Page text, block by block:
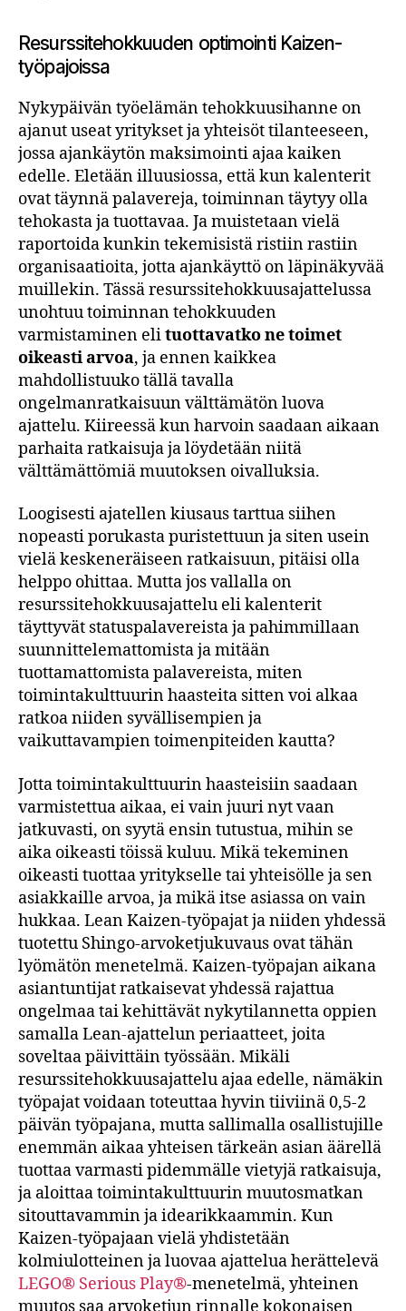
Resurssitehokkuuden optimointi Kaizen-
työpajoissa
Nykypäivän työelämän tehokkuusihanne on
ajanut useat yritykset ja yhteisöt tilanteeseen,
jossa ajankäytön maksimointi ajaa kaiken
edelle. Eletään illuusiossa, että kun kalenterit
ovat täynnä palavereja, toiminnan täytyy olla
tehokasta ja tuottavaa. Ja muistetaan vielä
raportoida kunkin tekemisistä ristiin rastiin
organisaatioita, jotta ajankäyttö on läpinäkyvää
muillekin. Tässä resurssitehokkuusajattelussa
unohtuu toiminnan tehokkuuden
varmistaminen elituottavatko ne toimet
oikeasti arvoa, ja ennen kaikkea
mahdollistuuko tällä tavalla
ongelmanratkaisuun välttämätön luova
ajattelu. Kiireessä kun harvoin saadaan aikaan
parhaita ratkaisuja ja löydetään niitä
välttämättömiä muutoksen oivalluksia.
Loogisesti ajatellen kiusaus tarttua siihen
nopeasti porukasta puristettuun ja siten usein
vielä keskeneräiseen ratkaisuun, pitäisi olla
helppo ohittaa. Mutta jos vallalla on
resurssitehokkuusajattelu eli kalenterit
täyttyvät statuspalavereista ja pahimmillaan
suunnittelemattomista ja mitään
tuottamattomista palavereista, miten
toimintakulttuurin haasteita sitten voi alkaa
ratkoa niiden syvällisempien ja
vaikuttavampien toimenpiteiden kautta?
Jotta toimintakulttuurin haasteisiin saadaan
varmistettua aikaa, ei vain juuri nyt vaan
jatkuvasti, on syytä ensin tutustua, mihin se
aika oikeasti töissä kuluu. Mikä tekeminen
oikeasti tuottaa yritykselle tai yhteisölle ja sen
asiakkaille arvoa, ja mikä itse asiassa on vain
hukkaa. Lean Kaizen-työpajat ja niiden yhdessä
tuotettu Shingo-arvoketjukuvaus ovat tähän
lyömätön menetelmä. Kaizen-työpajan aikana
asiantuntijat ratkaisevat yhdessä rajattua
ongelmaa tai kehittävät nykytilannetta oppien
samalla Lean-ajattelun periaatteet, joita
soveltaa päivittäin työssään. Mikäli
resurssitehokkuusajattelu ajaa edelle, nämäkin
työpajat voidaan toteuttaa hyvin tiiviinä 0,5-2
päivän työpajana, mutta sallimalla osallistujille
enemmän aikaa yhteisen tärkeän asian äärellä
tuottaa varmasti pidemmälle vietyjä ratkaisuja,
ja aloittaa toimintakulttuurin muutosmatkan
sitouttavammin ja idearikkaammin. Kun
Kaizen-työpajaan vielä yhdistetään
kolmiulotteinen ja luovaa ajattelua herättelevä
LEGO® Serious Play®-menetelmä, yhteinen
muutos saa arvoketjun rinnalle kokonaisen